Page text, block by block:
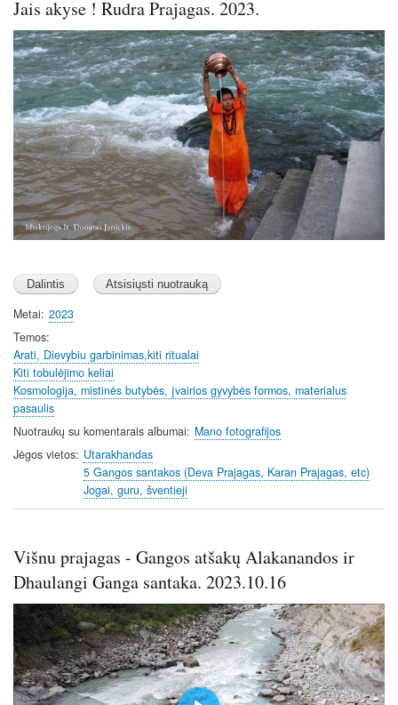
Jais akyse ! Rudra Prajagas. 2023.
Image
Metai 2023
Temos
Arati, Dievybiu garbinimas,kiti ritualai
Kiti tobulėjimo keliai
Kosmologija, mistinės butybės, įvairios gyvybės formos, materialus
pasaulis
Nuotraukų su komentarais albumai
Mano fotografijos
Jėgos vietos Utarakhandas
5 Gangos santakos (Deva Prajagas, Karan Prajagas, etc)
Jogai, guru, šventieji
Višnu prajagas - Gangos atšakų Alakanandos ir
Dhaulangi Ganga santaka. 2023.10.16